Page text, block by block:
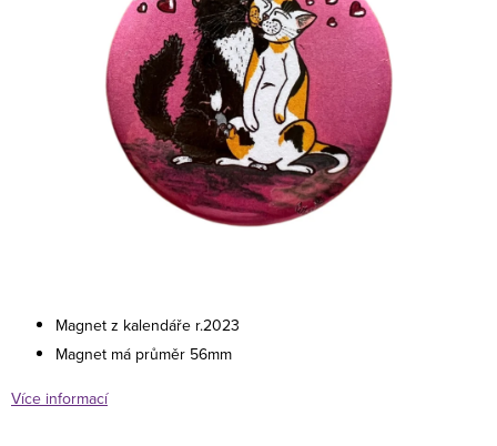
Magnet z kalendáře r.2023
Magnet má průměr 56mm
Více informací